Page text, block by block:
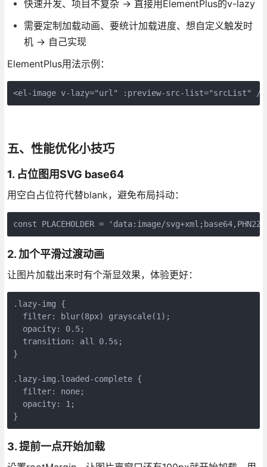
快速开发、项目不复杂 → 直接用ElementPlus的v-lazy
需要定制加载动画、要统计加载进度、想自定义触发时
机 → 自己实现
ElementPlus用法示例：
<el-image v-lazy="url" :preview-src-list="srcList" />
五、性能优化小技巧
1. 占位图用SVG base64
用空白占位符代替blank，避免布局抖动：
const PLACEHOLDER = 'data:image/
2. 加个平滑过渡动画
让图片加载出来时有个渐显效果，体验更好：
.lazy-img {
  filter: blur(8px) grayscale(1);
  opacity: 0.5;
  transition: all 0.5s;
}
.lazy-img.loaded-complete {
  filter: none;
  opacity: 1;
}
3. 提前一点开始加载